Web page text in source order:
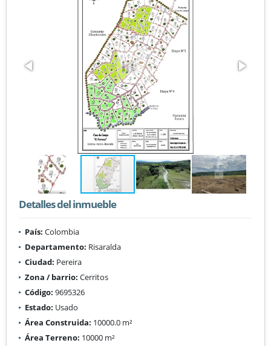
Detalles del inmueble
País: Colombia
Departamento: Risaralda
Ciudad: Pereira
Zona / barrio: Cerritos
Código: 9695326
Estado: Usado
Área Construida: 10000.0 m²
Área Terreno: 10000 m²